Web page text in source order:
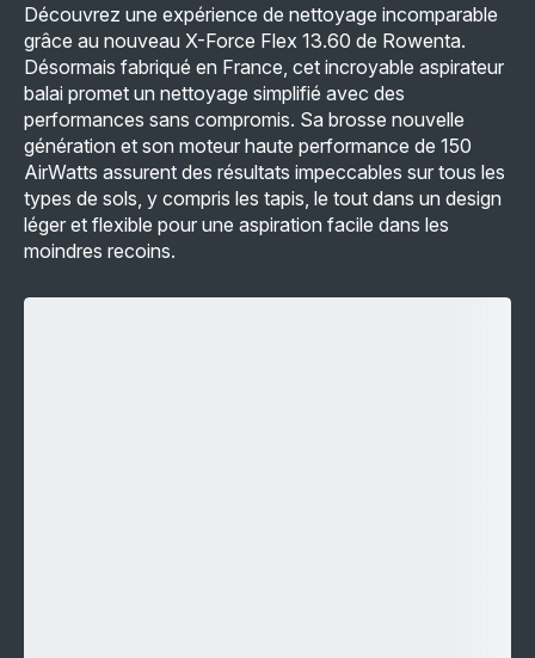
Découvrez une expérience de nettoyage incomparable
grâce au nouveau X-Force Flex 13.60 de Rowenta.
Désormais fabriqué en France, cet incroyable aspirateur
balai promet un nettoyage simplifié avec des
performances sans compromis. Sa brosse nouvelle
génération et son moteur haute performance de 150
AirWatts assurent des résultats impeccables sur tous les
types de sols, y compris les tapis, le tout dans un design
léger et flexible pour une aspiration facile dans les
moindres recoins.